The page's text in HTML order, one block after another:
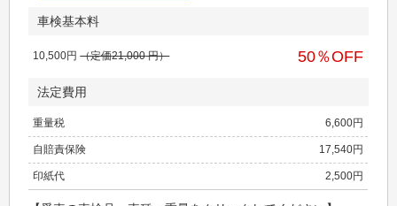
車検基本料
10,500円 （定価21,000円） 50％OFF
法定費用
重量税 6,600円
自賠責保険 17,540円
印紙代 2,500円